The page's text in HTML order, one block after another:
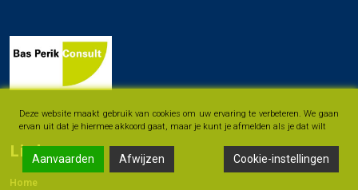
Links
Home
Deze website maakt gebruik van cookies om uw ervaring te verbeteren. We gaan
ervan uit dat je hiermee akkoord gaat, maar je kunt je afmelden als je dat wilt
Aanvaarden Afwijzen Cookie-instellingen